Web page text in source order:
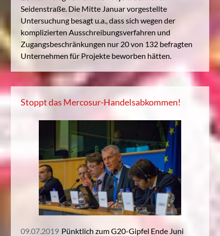
Seidenstraße. Die Mitte Januar vorgestellte
Untersuchung besagt u.a., dass sich wegen der
komplizierten Ausschreibungsverfahren und
Zugangsbeschränkungen nur 20 von 132 befragten
Unternehmen für Projekte beworben hätten.
Stoppt das Mercosur-Handelsabkommen!
09.07.2019 Pünktlich zum G20-Gipfel Ende Juni